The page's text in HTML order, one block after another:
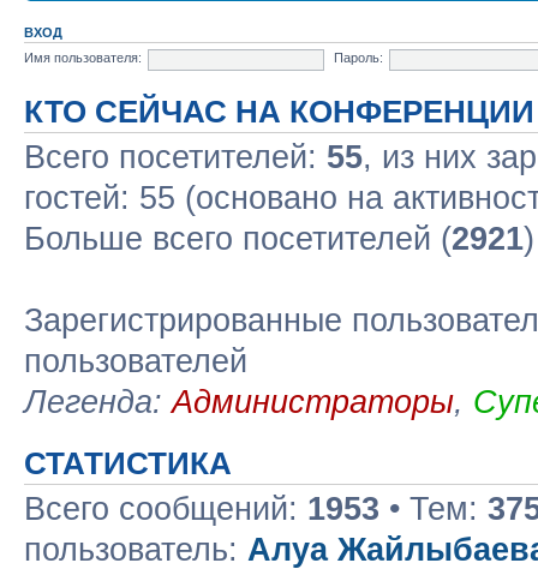
ВХОД
Имя пользователя:
Пароль:
КТО СЕЙЧАС НА КОНФЕРЕНЦИИ
Всего посетителей: 55, из них
гостей: 55 (основано на
Больше всего посетителей (2921
Зарегистрированные
пользователей
Легенда:Администраторы,
СТАТИСТИКА
Всего сообщений: 1953 • Тем:
пользователь: Алуа